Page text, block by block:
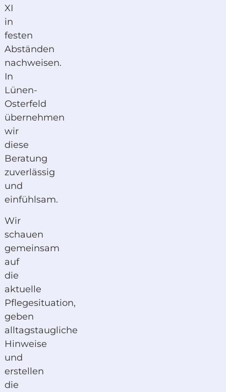
XI
in
festen
Abständen
nachweisen.
In
Lünen-
Osterfeld
übernehmen
wir
diese
Beratung
zuverlässig
und
einfühlsam.
Wir
schauen
gemeinsam
auf
die
aktuelle
Pflegesituation,
geben
alltagstaugliche
Hinweise
und
erstellen
die